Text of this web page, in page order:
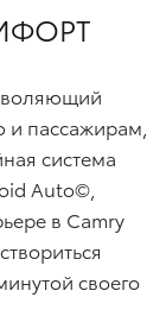
и пассажирам,
система
Auto©,
в Camry
своего